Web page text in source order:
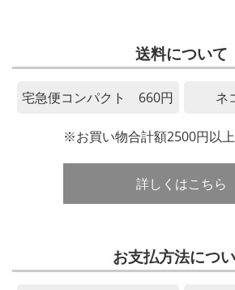
送料について
宅急便コンパクト 660円 ネ
※お買い物合計額2500円以
詳しくはこちら
お支払方法につ